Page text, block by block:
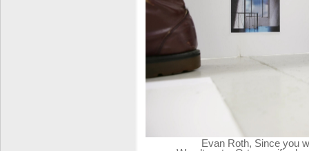
Evan Roth, Since you